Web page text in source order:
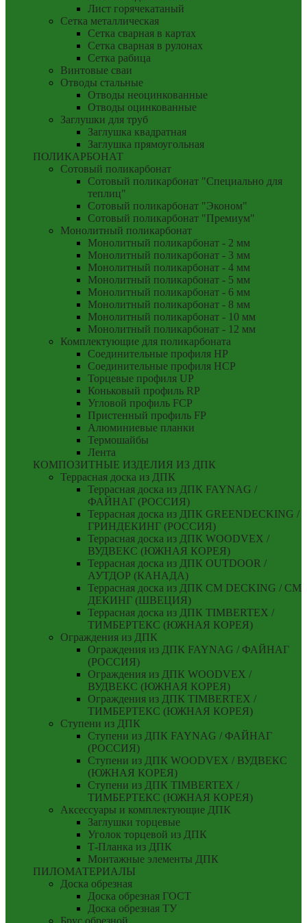
Лист горячекатаный
Сетка металлическая
Сетка сварная в картах
Сетка сварная в рулонах
Сетка рабица
Винтовые сваи
Отводы стальные
Отводы неоцинкованные
Отводы оцинкованные
Заглушки для труб
Заглушка квадратная
Заглушка прямоугольная
ПОЛИКАРБОНАТ
Сотовый поликарбонат
Сотовый поликарбонат "Специально для
теплиц"
Сотовый поликарбонат "Эконом"
Сотовый поликарбонат "Премиум"
Монолитный поликарбонат
Монолитный поликарбонат - 2 мм
Монолитный поликарбонат - 3 мм
Монолитный поликарбонат - 4 мм
Монолитный поликарбонат - 5 мм
Монолитный поликарбонат - 6 мм
Монолитный поликарбонат - 8 мм
Монолитный поликарбонат - 10 мм
Монолитный поликарбонат - 12 мм
Комплектующие для поликарбоната
Соединительные профиля HP
Соединительные профиля HCP
Торцевые профиля UP
Коньковый профиль RP
Угловой профиль FCP
Пристенный профиль FP
Алюминиевые планки
Термошайбы
Лента
КОМПОЗИТНЫЕ ИЗДЕЛИЯ ИЗ ДПК
Террасная доска из ДПК
Террасная доска из ДПК FAYNAG /
ФАЙНАГ (РОССИЯ)
Террасная доска из ДПК GREENDECKING /
ГРИНДЕКИНГ (РОССИЯ)
Террасная доска из ДПК WOODVEX /
ВУДВЕКС (ЮЖНАЯ КОРЕЯ)
Террасная доска из ДПК OUTDOOR /
АУТДОР (КАНАДА)
Террасная доска из ДПК CM DECKING / СМ
ДЕКИНГ (ШВЕЦИЯ)
Террасная доска из ДПК TIMBERTEX /
ТИМБЕРТЕКС (ЮЖНАЯ КОРЕЯ)
Ограждения из ДПК
Ограждения из ДПК FAYNAG / ФАЙНАГ
(РОССИЯ)
Ограждения из ДПК WOODVEX /
ВУДВЕКС (ЮЖНАЯ КОРЕЯ)
Ограждения из ДПК TIMBERTEX /
ТИМБЕРТЕКС (ЮЖНАЯ КОРЕЯ)
Ступени из ДПК
Ступени из ДПК FAYNAG / ФАЙНАГ
(РОССИЯ)
Ступени из ДПК WOODVEX / ВУДВЕКС
(ЮЖНАЯ КОРЕЯ)
Ступени из ДПК TIMBERTEX /
ТИМБЕРТЕКС (ЮЖНАЯ КОРЕЯ)
Аксессуары и комплектующие ДПК
Заглушки торцевые
Уголок торцевой из ДПК
Т-Планка из ДПК
Монтажные элементы ДПК
ПИЛОМАТЕРИАЛЫ
Доска обрезная
Доска обрезная ГОСТ
Доска обрезная ТУ